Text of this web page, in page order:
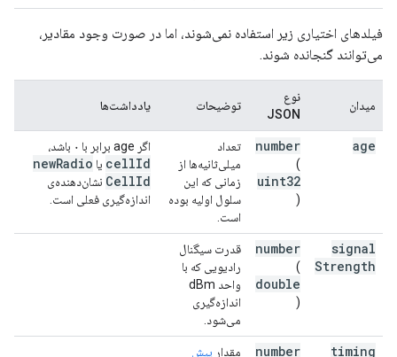
فیلدهای اختیاری زیر استفاده نمی‌شوند، اما در صورت وجود مقادیر،
می‌توانند گنجانده شوند.
میدان
نوع
JSON
توضیحات یادداشت‌ها
age
number
(
uint32
)
تعداد
میلی‌ثانیه‌ها از
زمانی که این
سلول اولیه بوده
است.
اگر age برابر با ۰ باشد،
cellId یا newRadio
CellId
نشان‌دهنده‌ی
اندازه‌گیری فعلی است.
signal
Strength
number
(
double
)
قدرت سیگنال
رادیویی که با
واحد dBm
اندازه‌گیری
می‌شود.
timing
number مقدار پیش